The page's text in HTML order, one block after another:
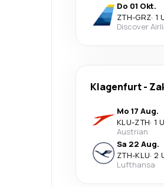
Do 01 Okt.
ZTH-GRZ· 1
Discover
Klagenfurt-
Mo 17 Aug.
KLU-ZTH· 1
Austrian
Sa 22 Aug.
ZTH-KLU· 2
Lufthansa